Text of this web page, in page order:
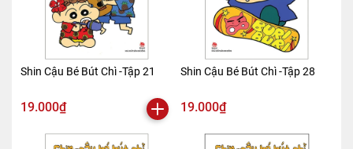
Shin Cậu Bé Bút Chì -Tập 21
19.000₫
Shin Cậu Bé Bút Chì -Tập 28
19.000₫